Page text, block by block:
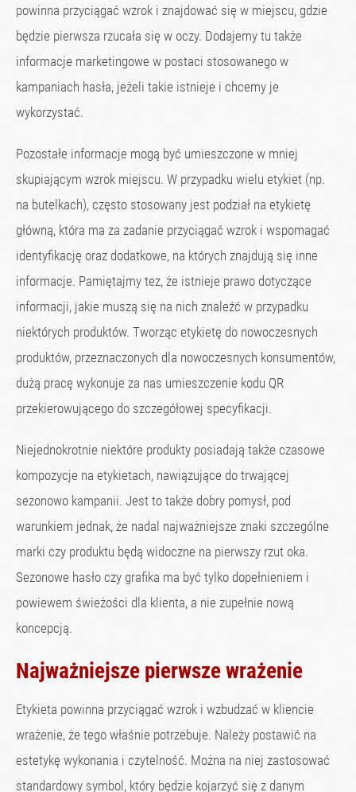
powinna przyciągać wzrok i znajdować się w miejscu, gdzie
będzie pierwsza rzucała się w oczy. Dodajemy tu także
informacje marketingowe w postaci stosowanego w
kampaniach hasła, jeżeli takie istnieje i chcemy je
wykorzystać.
Pozostałe informacje mogą być umieszczone w mniej
skupiającym wzrok miejscu. W przypadku wielu etykiet (np.
na butelkach), często stosowany jest podział na etykietę
główną, która ma za zadanie przyciągać wzrok i wspomagać
identyfikację oraz dodatkowe, na których znajdują się inne
informacje. Pamiętajmy tez, że istnieje prawo dotyczące
informacji, jakie muszą się na nich znaleźć w przypadku
niektórych produktów. Tworząc etykietę do nowoczesnych
produktów, przeznaczonych dla nowoczesnych konsumentów,
dużą pracę wykonuje za nas umieszczenie kodu QR
przekierowującego do szczegółowej specyfikacji.
Niejednokrotnie niektóre produkty posiadają także czasowe
kompozycje na etykietach, nawiązujące do trwającej
sezonowo kampanii. Jest to także dobry pomysł, pod
warunkiem jednak, że nadal najważniejsze znaki szczególne
marki czy produktu będą widoczne na pierwszy rzut oka.
Sezonowe hasło czy grafika ma być tylko dopełnieniem i
powiewem świeżości dla klienta, a nie zupełnie nową
koncepcją.
Najważniejsze pierwsze wrażenie
Etykieta powinna przyciągać wzrok i wzbudzać w kliencie
wrażenie, że tego właśnie potrzebuje. Należy postawić na
estetykę wykonania i czytelność. Można na niej zastosować
standardowy symbol, który będzie kojarzyć się z danym